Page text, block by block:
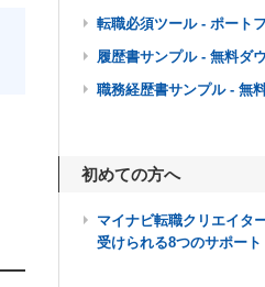
転職必須ツール - ポート
履歴書サンプル - 無料ダ
職務経歴書サンプル - 無
初めての方へ
マイナビ転職クリエイタ
受けられる8つのサポート